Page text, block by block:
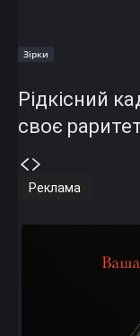
Зірки
Рідкісний
своє
Реклама